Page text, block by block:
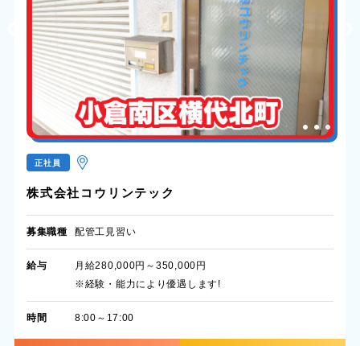
正社員
株式会社コウリンテック
募集職種 配管工見習い
給与
月給280,000円～350,000円
※経験・能力により優遇します!
時間 8:00～17:00